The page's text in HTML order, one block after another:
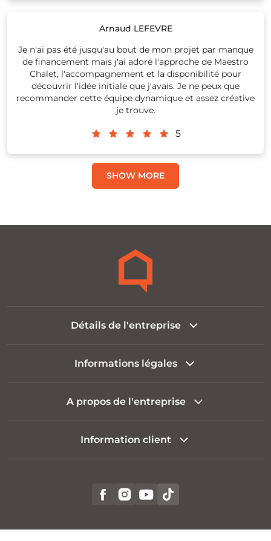
Arnaud LEFEVRE
Je n'ai pas été jusqu'au bout de mon projet par manque
de financement mais j'ai adoré l'approche de Maestro
Chalet, l'accompagnement et la disponibilité pour
découvrir l'idée initiale que j'avais. Je ne peux que
recommander cette équipe dynamique et assez créative
je trouve.
5
SHOW MORE
Détails de l'entreprise
Informations légales
A propos de l'entreprise
Information client